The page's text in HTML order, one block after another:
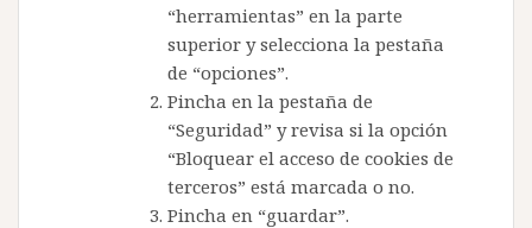
“herramientas” en la parte
superior y selecciona la pestaña
de “opciones”.
Pincha en la pestaña de
“Seguridad” y revisa si la opción
“Bloquear el acceso de cookies de
terceros” está marcada o no.
Pincha en “guardar”.